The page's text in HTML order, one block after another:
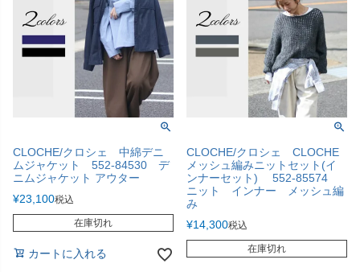
CLOCHE/クロシェ 中綿デニ
ムジャケット 552-84530 デ
ニムジャケット アウター
¥23,100税込
在庫切れ
カートに入れる
CLOCHE/クロシェ CLOCHE
メッシュ編みニットセット(イ
ンナーセット) 552-85574
ニット インナー メッシュ編
み
¥14,300税込
在庫切れ